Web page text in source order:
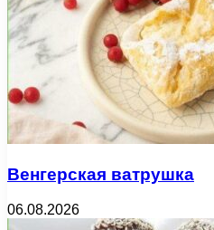
Венгерская ватрушка
06.08.2026